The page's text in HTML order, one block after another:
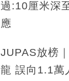
過:10厘米深
應
JUPAS放榜
龍 誤向1.1萬